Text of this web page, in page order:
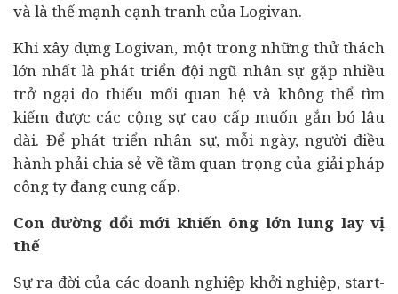
và là thế mạnh cạnh tranh của Logivan.
Khi xây dựng Logivan, một trong những thử thách
lớn nhất là phát triển đội ngũ nhân sự gặp nhiều
trở ngại do thiếu mối quan hệ và không thể tìm
kiếm được các cộng sự cao cấp muốn gắn bó lâu
dài. Để phát triển nhân sự, mỗi ngày, người điều
hành phải chia sẻ về tầm quan trọng của giải pháp
công ty đang cung cấp.
Con đường đổi mới khiến ông lớn lung lay vị
thế
Sự ra đời của các doanh nghiệp khởi nghiệp, start-